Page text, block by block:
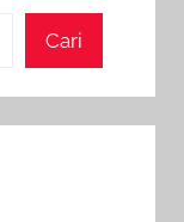
Cari